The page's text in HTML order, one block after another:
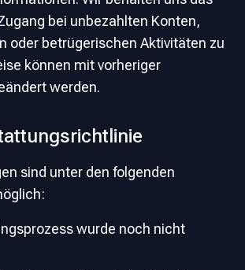
bei unbezahlten Konten,
oder betrügerischen Aktivitäten zu
können mit vorheriger
werden.
sind unter den folgenden
wurde noch nicht